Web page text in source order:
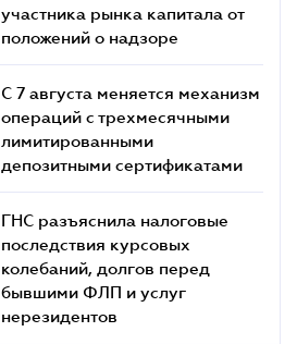
участника рынка капитала от
положений о надзоре
С 7 августа меняется механизм
операций с трехмесячными
лимитированными
депозитными сертификатами
ГНС разъяснила налоговые
последствия курсовых
колебаний, долгов перед
бывшими ФЛП и услуг
нерезидентов